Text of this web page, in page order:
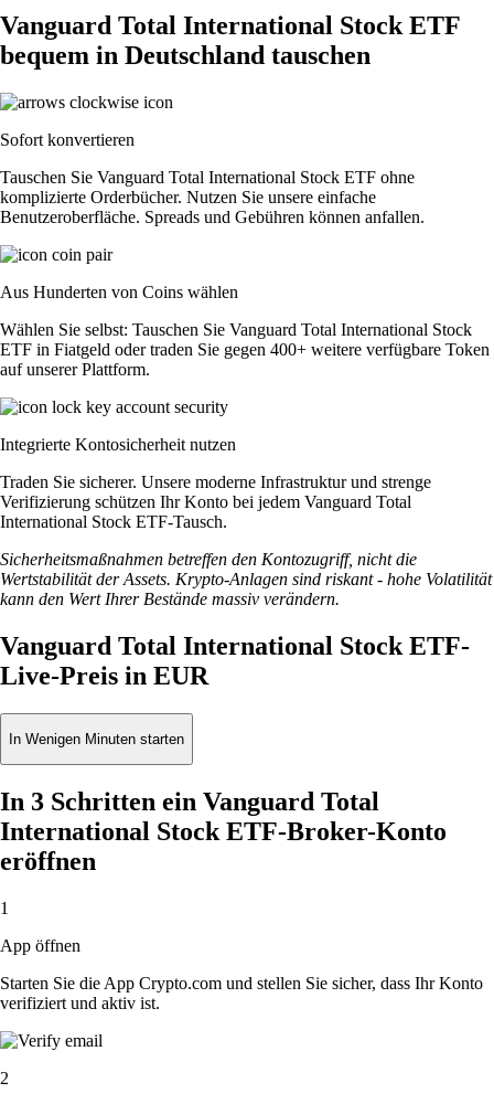
Vanguard Total International Stock ETF
bequem in Deutschland tauschen
Sofort konvertieren
Tauschen Sie Vanguard Total International Stock ETF ohne
komplizierte Orderbücher. Nutzen Sie unsere einfache
Benutzeroberfläche. Spreads und Gebühren können anfallen.
Aus Hunderten von Coins wählen
Wählen Sie selbst: Tauschen Sie Vanguard Total International Stock
ETF in Fiatgeld oder traden Sie gegen 400+ weitere verfügbare Token
auf unserer Plattform.
Integrierte Kontosicherheit nutzen
Traden Sie sicherer. Unsere moderne Infrastruktur und strenge
Verifizierung schützen Ihr Konto bei jedem Vanguard Total
International Stock ETF-Tausch.
Sicherheitsmaßnahmen betreffen den Kontozugriff, nicht die
Wertstabilität der Assets. Krypto-Anlagen sind riskant - hohe Volatilität
kann den Wert Ihrer Bestände massiv verändern.
Vanguard Total International Stock ETF-
Live-Preis in EUR
In Wenigen Minuten starten
In 3 Schritten ein Vanguard Total
International Stock ETF-Broker-Konto
eröffnen
1
App öffnen
Starten Sie die App Crypto.com und stellen Sie sicher, dass Ihr Konto
verifiziert und aktiv ist.
2